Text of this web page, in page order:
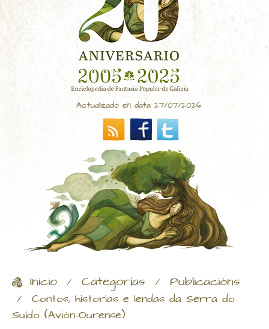
Actualizado en data 27/07/2026
Inicio / Categorías / Publicacións
/ Contos, historias e lendas da Serra do
Suído (Avión-Ourense)